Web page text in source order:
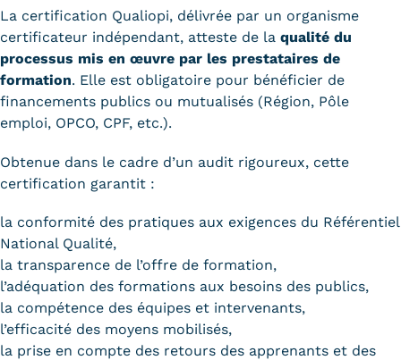
La certification Qualiopi, délivrée par un organisme
certificateur indépendant, atteste de la qualité du
processus mis en œuvre par les prestataires de
formation. Elle est obligatoire pour bénéficier de
financements publics ou mutualisés (Région, Pôle
emploi, OPCO, CPF, etc.).
Obtenue dans le cadre d’un audit rigoureux, cette
certification garantit :
la conformité des pratiques aux exigences du Référentiel
National Qualité,
la transparence de l’offre de formation,
l’adéquation des formations aux besoins des publics,
la compétence des équipes et intervenants,
l’efficacité des moyens mobilisés,
la prise en compte des retours des apprenants et des